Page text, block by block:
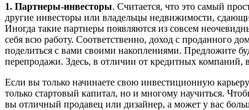
1. Партнеры-инвесторы. Считается, что это самый
другие инвесторы или владельцы недвижимости,
Иногда такие партнеры появляются из совсем
себя всю работу. Соответственно, доход с проданного
поделиться с вами своими накоплениями. Предложите
перепродажи. Здесь, в отличии от кредитных
Если вы только начинаете свою инвестиционную
только стартовый капитал, но и многому научиться.
вы отличный продавец или дизайнер, а может у вас